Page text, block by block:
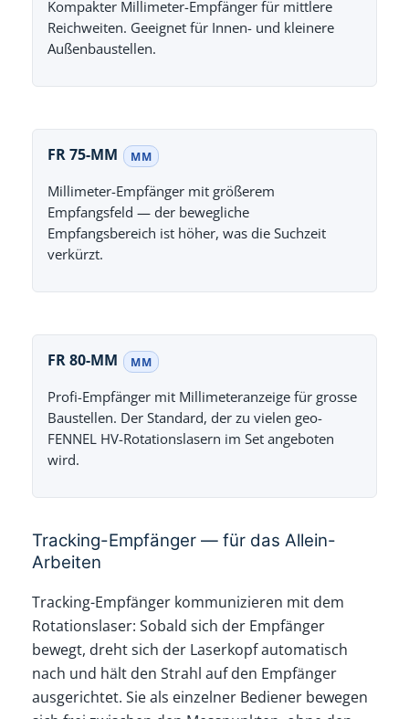
Kompakter Millimeter-Empfänger für mittlere
Reichweiten. Geeignet für Innen- und kleinere
Außenbaustellen.
FR 75-MM MM
Millimeter-Empfänger mit größerem
Empfangsfeld — der bewegliche
Empfangsbereich ist höher, was die Suchzeit
verkürzt.
FR 80-MM MM
Profi-Empfänger mit Millimeteranzeige für grosse
Baustellen. Der Standard, der zu vielen geo-
FENNEL HV-Rotationslasern im Set angeboten
wird.
Tracking-Empfänger — für das Allein-
Arbeiten
Tracking-Empfänger kommunizieren mit dem
Rotationslaser: Sobald sich der Empfänger
bewegt, dreht sich der Laserkopf automatisch
nach und hält den Strahl auf den Empfänger
ausgerichtet. Sie als einzelner Bediener bewegen